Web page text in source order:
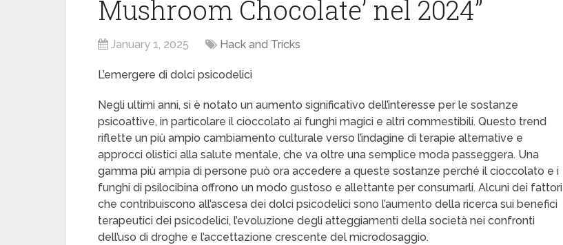
Mushroom Chocolate’ nel 2024”
January 1, 2025 Hack and Tricks
L’emergere di dolci psicodelici
Negli ultimi anni, si è notato un aumento significativo dell’interesse per le sostanze
psicoattive, in particolare il cioccolato ai funghi magici e altri commestibili. Questo trend
riflette un più ampio cambiamento culturale verso l’indagine di terapie alternative e
approcci olistici alla salute mentale, che va oltre una semplice moda passeggera. Una
gamma più ampia di persone può ora accedere a queste sostanze perché il cioccolato e i
funghi di psilocibina offrono un modo gustoso e allettante per consumarli. Alcuni dei fattori
che contribuiscono all’ascesa dei dolci psicodelici sono l’aumento della ricerca sui benefici
terapeutici dei psicodelici, l’evoluzione degli atteggiamenti della società nei confronti
dell’uso di droghe e l’accettazione crescente del microdosaggio.